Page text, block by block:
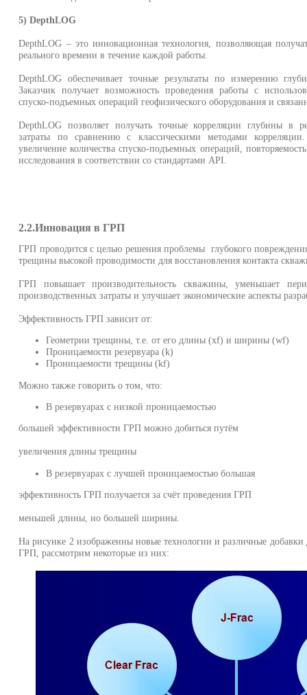
5) DepthLOG
DepthLOG – это инновационная технология, позволяющая
реального времени в течение каждой работы.
DepthLOG обеспечивает точные результаты по измерению
Заказчик получает возможность проведения работы с
спуско-подъемных операций геофизического оборудования и
DepthLOG позволяет получать точные корреляции глубины в
затраты по сравнению с классическими методами
увеличение количества спуско-подъемных операций,
исследования в соответствии со стандартами API.
2.2.Инновация в ГРП
ГРП проводится с целью решения проблемы глубокого
трещины высокой проводимости для восстановления контакта
ГРП повышает производительность скважины, уменьшает
производственных затраты и улучшает экономические аспекты
Эффективность ГРП зависит от:
Геометрии трещины, т.е. от его длины (xf) и ширины (wf)
Проницаемости резервуара (k)
Проницаемости трещины (kf)
Можно также говорить о том, что:
В резервуарах с низкой проницаемостью
большей эффективности ГРП можно добиться путём
увеличения длины трещины
В резервуарах с лучшей проницаемостью большая
эффективность ГРП получается за счёт проведения ГРП
меньшей длины, но большей ширины.
На рисунке 2 изображенны новые технологии и различные добавки
ГРП, рассмотрим некоторые из них: